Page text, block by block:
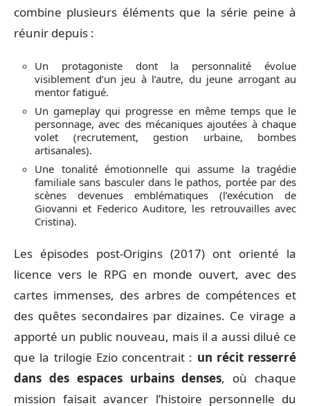
combine plusieurs éléments que la série peine à
réunir depuis :
Un protagoniste dont la personnalité évolue
visiblement d’un jeu à l’autre, du jeune arrogant au
mentor fatigué.
Un gameplay qui progresse en même temps que le
personnage, avec des mécaniques ajoutées à chaque
volet (recrutement, gestion urbaine, bombes
artisanales).
Une tonalité émotionnelle qui assume la tragédie
familiale sans basculer dans le pathos, portée par des
scènes devenues emblématiques (l’exécution de
Giovanni et Federico Auditore, les retrouvailles avec
Cristina).
Les épisodes post-Origins (2017) ont orienté la
licence vers le RPG en monde ouvert, avec des
cartes immenses, des arbres de compétences et
des quêtes secondaires par dizaines. Ce virage a
apporté un public nouveau, mais il a aussi dilué ce
que la trilogie Ezio concentrait : un récit resserré
dans des espaces urbains denses, où chaque
mission faisait avancer l’histoire personnelle du